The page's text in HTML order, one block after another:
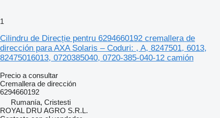
1
Cilindru de Direcție pentru 6294660192 cremallera de
dirección para AXA Solaris – Coduri: , A, 8247501, 6013,
82475016013, 0720385040, 0720-385-040-12 camión
Precio a consultar
Cremallera de dirección
6294660192
Rumanía, Cristesti
ROYAL DRU AGRO S.R.L.